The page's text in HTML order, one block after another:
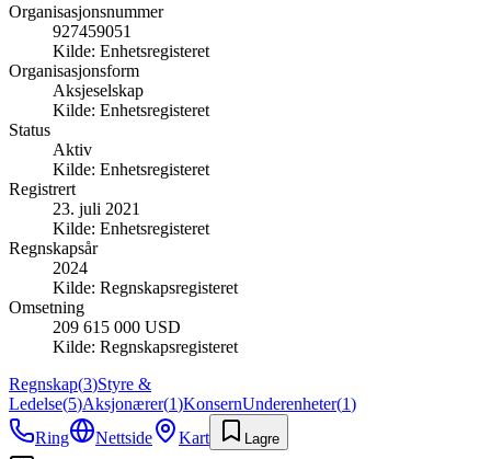
Organisasjonsnummer
927459051
Kilde: Enhetsregisteret
Organisasjonsform
Aksjeselskap
Kilde: Enhetsregisteret
Status
Aktiv
Kilde: Enhetsregisteret
Registrert
23. juli 2021
Kilde: Enhetsregisteret
Regnskapsår
2024
Kilde: Regnskapsregisteret
Omsetning
209 615 000 USD
Kilde: Regnskapsregisteret
Regnskap(3)Styre &
Ledelse(5)Aksjonærer(1)KonsernUnderenheter(1)
Ring
Nettside Kart Lagre